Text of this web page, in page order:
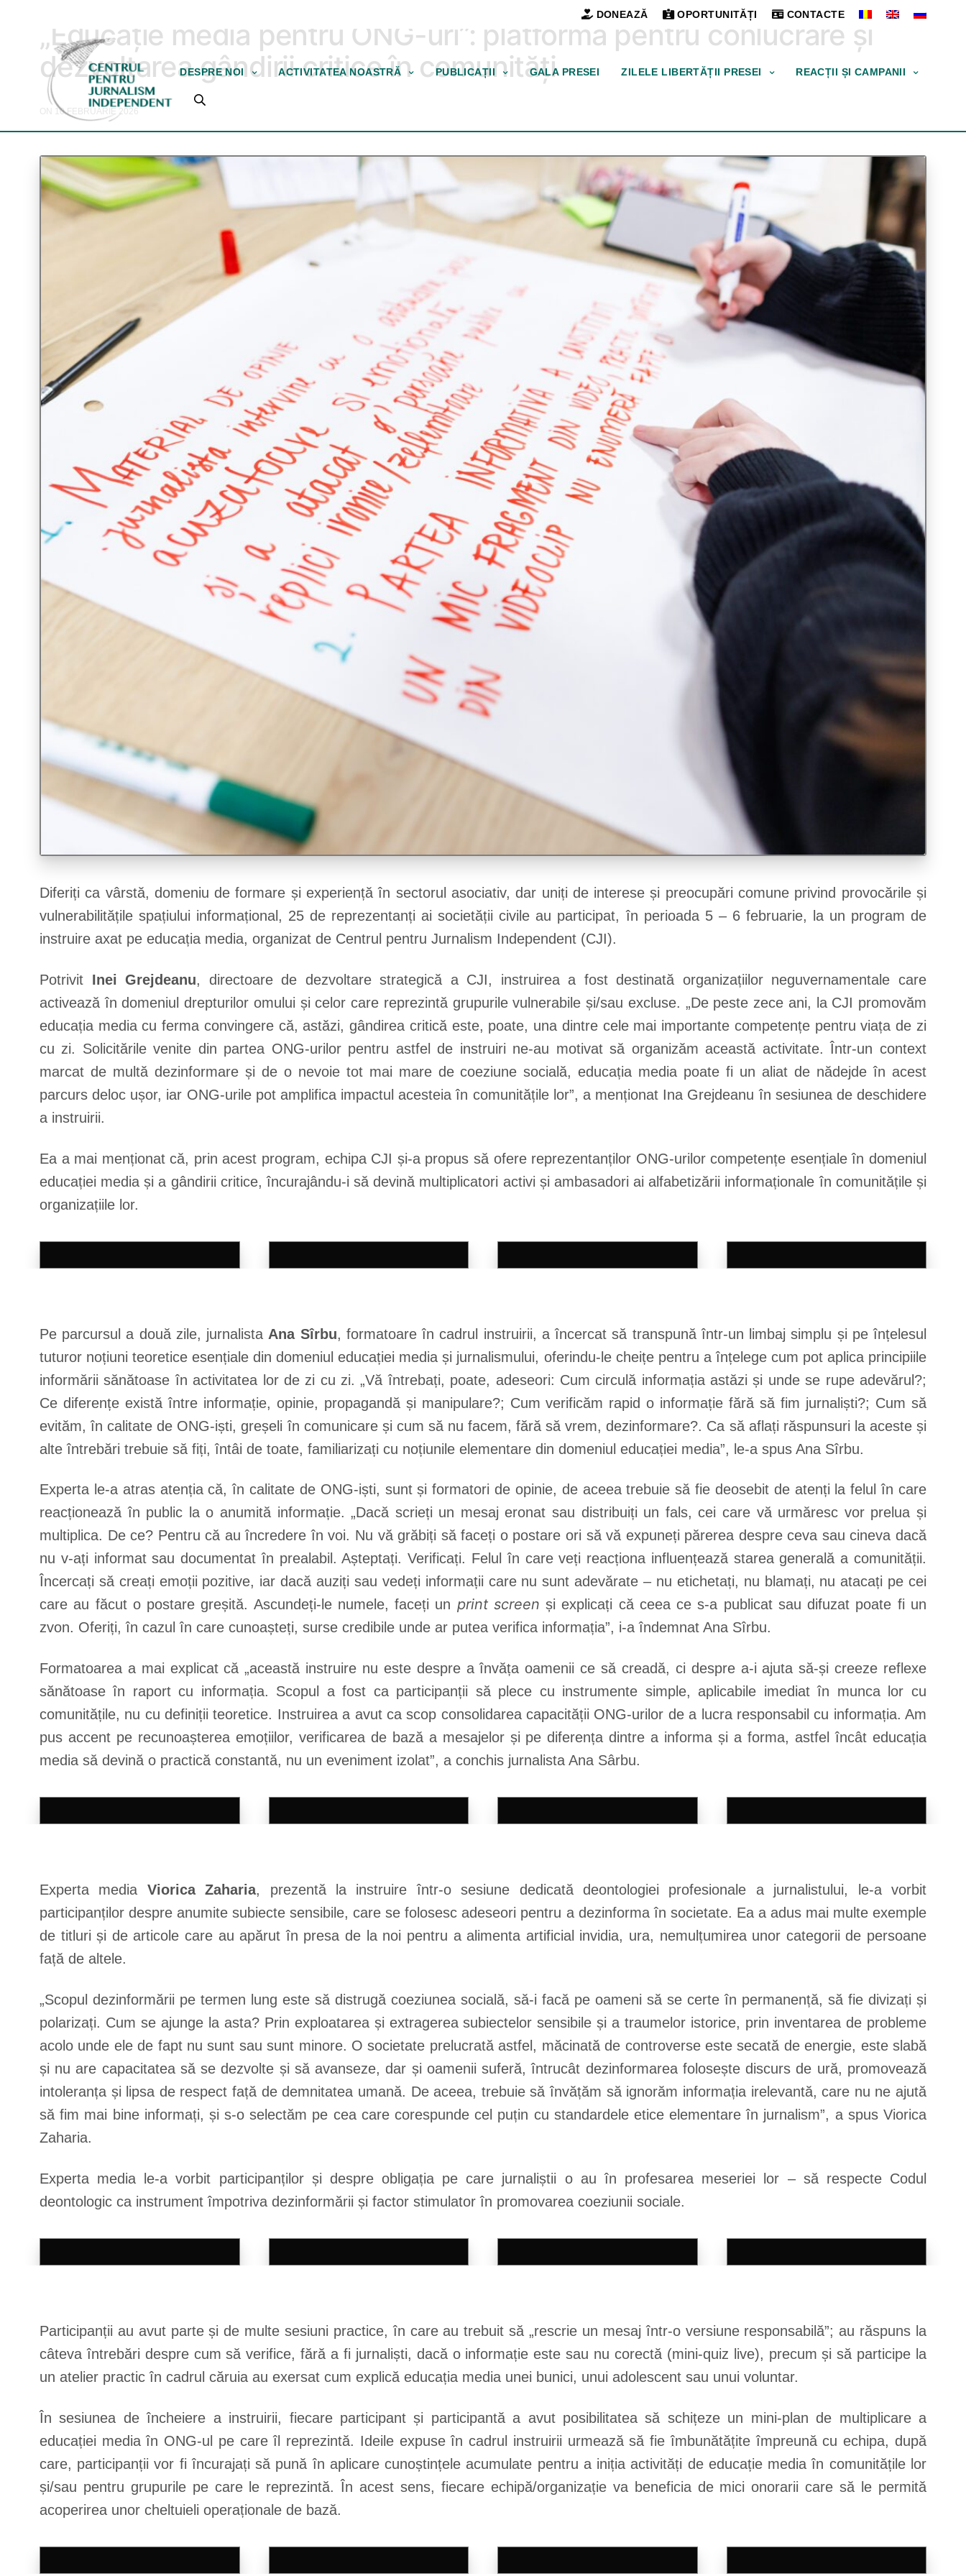
DONEAZĂ OPORTUNITĂȚI CONTACTE
DESPRE NOI ACTIVITATEA NOASTRĂ PUBLICAȚII GALA PRESEI ZILELE LIBERTĂȚII PRESEI REACȚII ȘI CAMPANII
„Educație media pentru ONG-uri”: platformă pentru conlucrare și
dezvoltarea gândirii critice în comunități
ON 10 FEBRUARIE 2026
Diferiți ca vârstă, domeniu de formare și experiență în sectorul asociativ, dar uniți de interese și preocupări comune privind provocările și
vulnerabilitățile spațiului informațional, 25 de reprezentanți ai societății civile au participat, în perioada 5 – 6 februarie, la un program de
instruire axat pe educația media, organizat de Centrul pentru Jurnalism Independent (CJI).
Potrivit Inei Grejdeanu, directoare de dezvoltare strategică a CJI, instruirea a fost destinată organizațiilor neguvernamentale care
activează în domeniul drepturilor omului și celor care reprezintă grupurile vulnerabile și/sau excluse. „De peste zece ani, la CJI promovăm
educația media cu ferma convingere că, astăzi, gândirea critică este, poate, una dintre cele mai importante competențe pentru viața de zi
cu zi. Solicitările venite din partea ONG-urilor pentru astfel de instruiri ne-au motivat să organizăm această activitate. Într-un context
marcat de multă dezinformare și de o nevoie tot mai mare de coeziune socială, educația media poate fi un aliat de nădejde în acest
parcurs deloc ușor, iar ONG-urile pot amplifica impactul acesteia în comunitățile lor”, a menționat Ina Grejdeanu în sesiunea de deschidere
a instruirii.
Ea a mai menționat că, prin acest program, echipa CJI și-a propus să ofere reprezentanților ONG-urilor competențe esențiale în domeniul
educației media și a gândirii critice, încurajându-i să devină multiplicatori activi și ambasadori ai alfabetizării informaționale în comunitățile și
organizațiile lor.
Pe parcursul a două zile, jurnalista Ana Sîrbu, formatoare în cadrul instruirii, a încercat să transpună într-un limbaj simplu și pe înțelesul
tuturor noțiuni teoretice esențiale din domeniul educației media și jurnalismului, oferindu-le cheițe pentru a înțelege cum pot aplica principiile
informării sănătoase în activitatea lor de zi cu zi. „Vă întrebați, poate, adeseori: Cum circulă informația astăzi și unde se rupe adevărul?;
Ce diferențe există între informație, opinie, propagandă și manipulare?; Cum verificăm rapid o informație fără să fim jurnaliști?; Cum să
evităm, în calitate de ONG-iști, greșeli în comunicare și cum să nu facem, fără să vrem, dezinformare?. Ca să aflați răspunsuri la aceste și
alte întrebări trebuie să fiți, întâi de toate, familiarizați cu noțiunile elementare din domeniul educației media”, le-a spus Ana Sîrbu.
Experta le-a atras atenția că, în calitate de ONG-iști, sunt și formatori de opinie, de aceea trebuie să fie deosebit de atenți la felul în care
reacționează în public la o anumită informație. „Dacă scrieți un mesaj eronat sau distribuiți un fals, cei care vă urmăresc vor prelua și
multiplica. De ce? Pentru că au încredere în voi. Nu vă grăbiți să faceți o postare ori să vă expuneți părerea despre ceva sau cineva dacă
nu v-ați informat sau documentat în prealabil. Așteptați. Verificați. Felul în care veți reacționa influențează starea generală a comunității.
Încercați să creați emoții pozitive, iar dacă auziți sau vedeți informații care nu sunt adevărate – nu etichetați, nu blamați, nu atacați pe cei
care au făcut o postare greșită. Ascundeți-le numele, faceți un print screen și explicați că ceea ce s-a publicat sau difuzat poate fi un
zvon. Oferiți, în cazul în care cunoașteți, surse credibile unde ar putea verifica informația”, i-a îndemnat Ana Sîrbu.
Formatoarea a mai explicat că „această instruire nu este despre a învăța oamenii ce să creadă, ci despre a-i ajuta să-și creeze reflexe
sănătoase în raport cu informația. Scopul a fost ca participanții să plece cu instrumente simple, aplicabile imediat în munca lor cu
comunitățile, nu cu definiții teoretice. Instruirea a avut ca scop consolidarea capacității ONG-urilor de a lucra responsabil cu informația. Am
pus accent pe recunoașterea emoțiilor, verificarea de bază a mesajelor și pe diferența dintre a informa și a forma, astfel încât educația
media să devină o practică constantă, nu un eveniment izolat”, a conchis jurnalista Ana Sârbu.
Experta media Viorica Zaharia, prezentă la instruire într-o sesiune dedicată deontologiei profesionale a jurnalistului, le-a vorbit
participanților despre anumite subiecte sensibile, care se folosesc adeseori pentru a dezinforma în societate. Ea a adus mai multe exemple
de titluri și de articole care au apărut în presa de la noi pentru a alimenta artificial invidia, ura, nemulțumirea unor categorii de persoane
față de altele.
„Scopul dezinformării pe termen lung este să distrugă coeziunea socială, să-i facă pe oameni să se certe în permanență, să fie divizați și
polarizați. Cum se ajunge la asta? Prin exploatarea și extragerea subiectelor sensibile și a traumelor istorice, prin inventarea de probleme
acolo unde ele de fapt nu sunt sau sunt minore. O societate prelucrată astfel, măcinată de controverse este secată de energie, este slabă
și nu are capacitatea să se dezvolte și să avanseze, dar și oamenii suferă, întrucât dezinformarea folosește discurs de ură, promovează
intoleranța și lipsa de respect față de demnitatea umană. De aceea, trebuie să învățăm să ignorăm informația irelevantă, care nu ne ajută
să fim mai bine informați, și s-o selectăm pe cea care corespunde cel puțin cu standardele etice elementare în jurnalism”, a spus Viorica
Zaharia.
Experta media le-a vorbit participanților și despre obligația pe care jurnaliștii o au în profesarea meseriei lor – să respecte Codul
deontologic ca instrument împotriva dezinformării și factor stimulator în promovarea coeziunii sociale.
Participanții au avut parte și de multe sesiuni practice, în care au trebuit să „rescrie un mesaj într-o versiune responsabilă”; au răspuns la
câteva întrebări despre cum să verifice, fără a fi jurnaliști, dacă o informație este sau nu corectă (mini-quiz live), precum și să participe la
un atelier practic în cadrul căruia au exersat cum explică educația media unei bunici, unui adolescent sau unui voluntar.
În sesiunea de încheiere a instruirii, fiecare participant și participantă a avut posibilitatea să schițeze un mini-plan de multiplicare a
educației media în ONG-ul pe care îl reprezintă. Ideile expuse în cadrul instruirii urmează să fie îmbunătățite împreună cu echipa, după
care, participanții vor fi încurajați să pună în aplicare cunoștințele acumulate pentru a iniția activități de educație media în comunitățile lor
și/sau pentru grupurile pe care le reprezintă. În acest sens, fiecare echipă/organizație va beneficia de mici onorarii care să le permită
acoperirea unor cheltuieli operaționale de bază.